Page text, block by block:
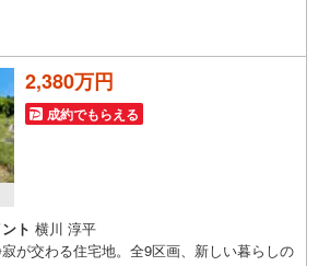
2,380万円
成約でもらえる
ト 横川 淳平
が交わる住宅地。全9区画、新しい暮らしの